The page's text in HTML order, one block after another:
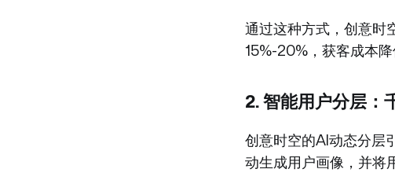
通过这种方式，创意时
15%-20%，获客成本降
2. 智能用户分层：
创意时空的AI动态分层
动生成用户画像，并将